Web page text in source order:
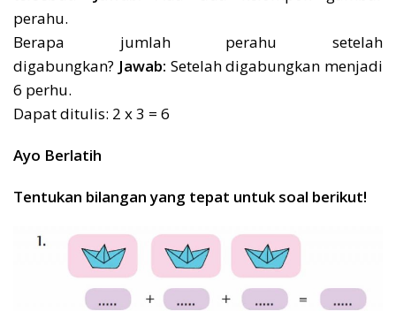
perahu.
Berapa jumlah perahu setelah
digabungkan? Jawab: Setelah digabungkan menjadi
6 perhu.
Dapat ditulis: 2 x 3 = 6
Ayo Berlatih
Tentukan bilangan yang tepat untuk soal berikut!